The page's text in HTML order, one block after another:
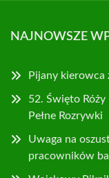
NAJNOWSZE
Pijany kierowca
52. Święto
Pełne Rozrywki
Uwaga na
pracowników